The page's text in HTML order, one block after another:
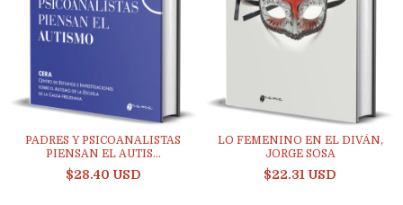
PADRES Y PSICOANALISTAS
PIENSAN EL AUTIS...
$28.40 USD
LO FEMENINO EN EL DIVÁN,
JORGE SOSA
$22.31 USD